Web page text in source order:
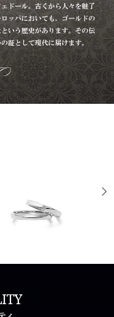
ドール。 古くから人々を魅了
ッパにおいても、ゴールドの
いう歴史があります。 その伝
証として現代に届けます。